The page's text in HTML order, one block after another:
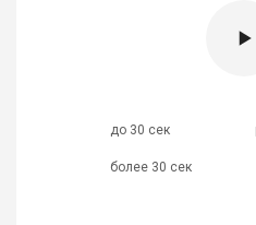
до 30 сек
более 30 сек